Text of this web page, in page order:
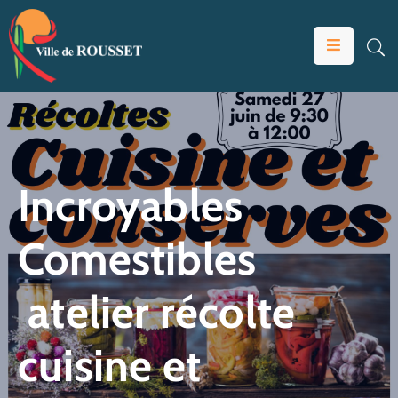
VOTRE
MAIRIE
VIVRE
À
ROUSSET
ÉDUCATION
ET
JEUNESSE
SOLIDARITÉS
ÉCONOMIE
ANIMATION
Incroyables
Comestibles
atelier récolte
cuisine et